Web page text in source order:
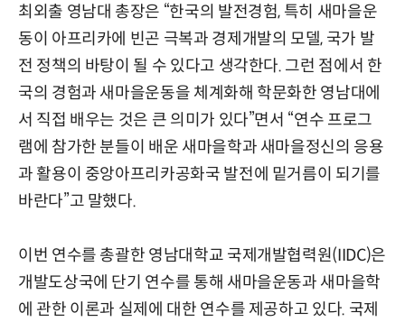
최외출 영남대 총장은 “한국의 발전경험, 특히 새마을운
동이 아프리카에 빈곤 극복과 경제개발의 모델, 국가 발
전 정책의 바탕이 될 수 있다고 생각한다. 그런 점에서 한
국의 경험과 새마을운동을 체계화해 학문화한 영남대에
서 직접 배우는 것은 큰 의미가 있다”면서 “연수 프로그
램에 참가한 분들이 배운 새마을학과 새마을정신의 응용
과 활용이 중앙아프리카공화국 발전에 밑거름이 되기를
바란다”고 말했다.
이번 연수를 총괄한 영남대학교 국제개발협력원(IIDC)은
개발도상국에 단기 연수를 통해 새마을운동과 새마을학
에 관한 이론과 실제에 대한 연수를 제공하고 있다. 국제